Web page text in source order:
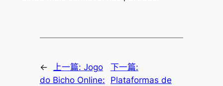
← 上一篇: Jogo
do Bicho Online:
下一篇:
Plataformas de